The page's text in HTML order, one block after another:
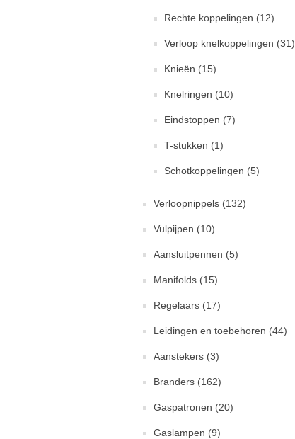
Rechte koppelingen (12)
Verloop knelkoppelingen (31)
Knieën (15)
Knelringen (10)
Eindstoppen (7)
T-stukken (1)
Schotkoppelingen (5)
Verloopnippels (132)
Vulpijpen (10)
Aansluitpennen (5)
Manifolds (15)
Regelaars (17)
Leidingen en toebehoren (44)
Aanstekers (3)
Branders (162)
Gaspatronen (20)
Gaslampen (9)